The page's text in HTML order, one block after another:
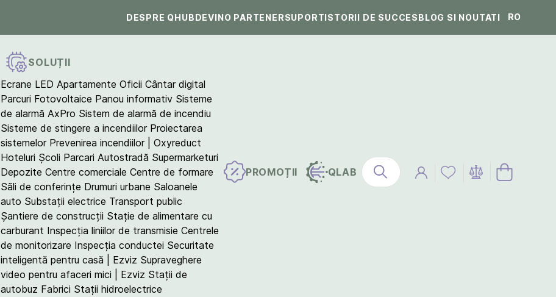
DESPRE QHUBDEVINO PARTENERSUPORTISTORII DE SUCCESBLOG SI NOUTATI RO
SOLUȚII
Ecrane LED Apartamente Oficii Cântar digital
Parcuri Fotovoltaice Panou informativ Sisteme
de alarmă AxPro Sistem de alarmă de incendiu
Sisteme de stingere a incendiilor Proiectarea
sistemelor Prevenirea incendiilor | Oxyreduct
Hoteluri Școli Parcari Autostradă Supermarketuri
Depozite Centre comerciale Centre de formare
Săli de conferințe Drumuri urbane Saloanele
auto Substații electrice Transport public
Șantiere de construcții Stație de alimentare cu
carburant Inspecția liniilor de transmisie Centrele
de monitorizare Inspecția conductei Securitate
inteligentă pentru casă | Ezviz Supraveghere
video pentru afaceri mici | Ezviz Stații de
autobuz Fabrici Stații hidroelectrice
PROMOȚII QLAB